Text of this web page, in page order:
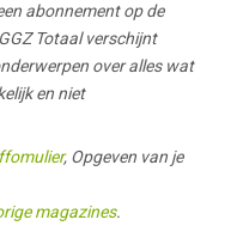
abonnement op de
Totaal verschijnt
over alles wat
en niet
, Opgeven van je
magazines.